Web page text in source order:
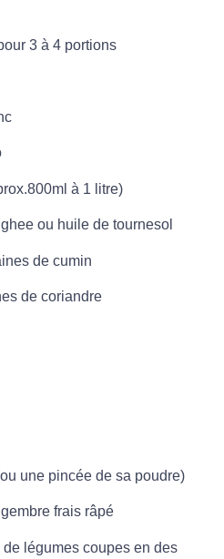
3 à 4 portions
à 1 litre)
ou huile de tournesol
de cumin
de coriandre
une pincée de sa poudre)
frais râpé
légumes coupes en des